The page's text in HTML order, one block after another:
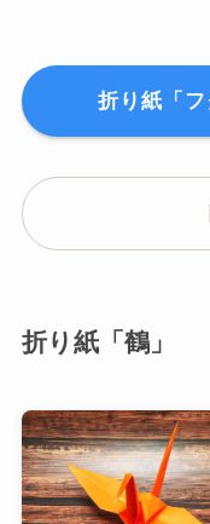
折り紙「
折り紙「鶴」